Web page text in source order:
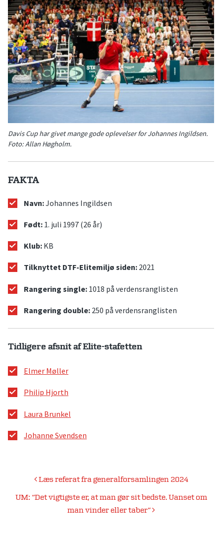
Davis Cup har givet mange gode oplevelser for Johannes Ingildsen.
Foto: Allan Høgholm.
FAKTA
Navn:Johannes Ingildsen
Født: 1. juli 1997 (26 år)
Klub: KB
Tilknyttet DTF-Elitemiljø siden: 2021
Rangering single: 1018 på verdensranglisten
Rangering double: 250 på verdensranglisten
Tidligere afsnit af Elite-stafetten
Elmer Møller
Philip Hjorth
Laura Brunkel
Johanne Svendsen
Indlægsnavigation
Læs referat fra generalforsamlingen 2024
UM: “Det vigtigste er, at man gør sit bedste. Uanset om
man vinder eller taber”